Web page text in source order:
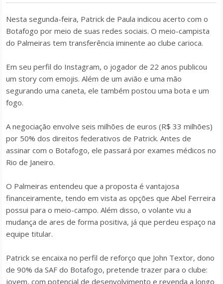
Nesta segunda-feira, Patrick de Paula indicou acerto com o
Botafogo por meio de suas redes sociais. O meio-campista
do Palmeiras tem transferência iminente ao clube carioca.
Em seu perfil do Instagram, o jogador de 22 anos publicou
um story com emojis. Além de um avião e uma mão
segurando uma caneta, ele também postou uma bota e um
fogo.
A negociação envolve seis milhões de euros (R$ 33 milhões)
por 50% dos direitos federativos de Patrick. Antes de
assinar com o Botafogo, ele passará por exames médicos no
Rio de Janeiro.
O Palmeiras entendeu que a proposta é vantajosa
financeiramente, tendo em vista as opções que Abel Ferreira
possui para o meio-campo. Além disso, o volante viu a
mudança de ares de forma positiva, já que perdeu espaço na
equipe titular.
Patrick se encaixa no perfil de reforço que John Textor, dono
de 90% da SAF do Botafogo, pretende trazer para o clube:
jovem, com potencial de desenvolvimento e revenda a longo